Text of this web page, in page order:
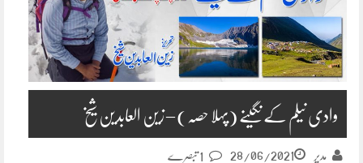
وادی نیلم کے نگینے (پہلا حصہ) – زین العابدین شیخ
مدیر 28/06/2021